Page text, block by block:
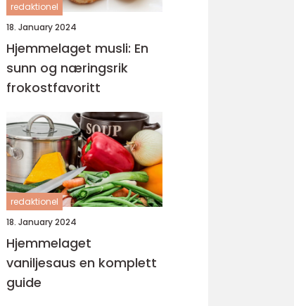
redaktionel
18. January 2024
Hjemmelaget musli: En
sunn og næringsrik
frokostfavoritt
redaktionel
18. January 2024
Hjemmelaget
vaniljesaus en komplett
guide